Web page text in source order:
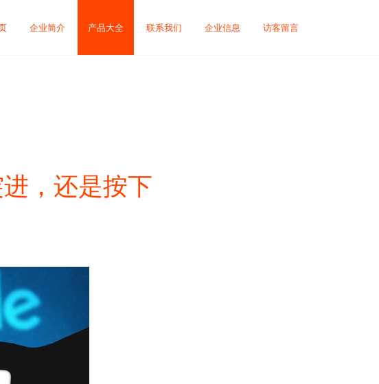
企业简介 产品大全 联系我们 企业信息 访客留言
，还是按下